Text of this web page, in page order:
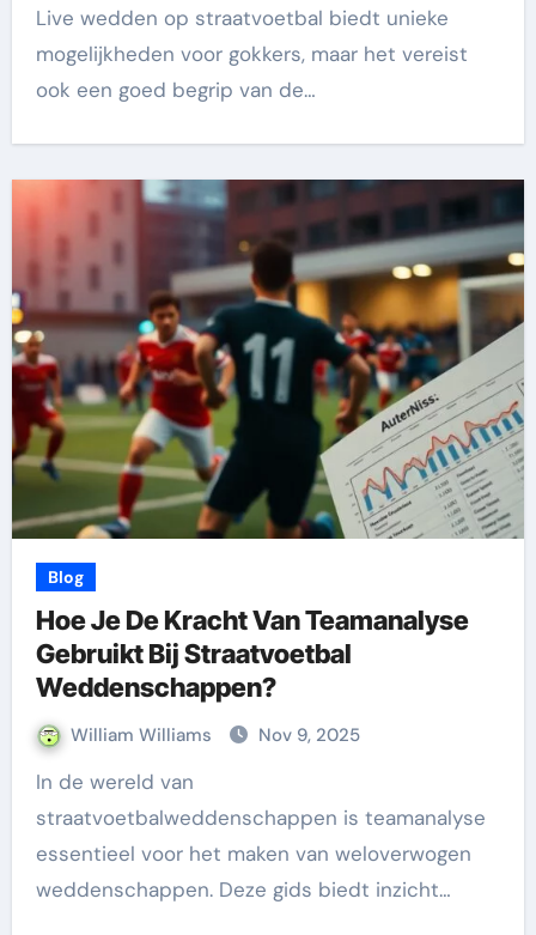
Live wedden op straatvoetbal biedt unieke
mogelijkheden voor gokkers, maar het vereist
ook een goed begrip van de…
Blog
Hoe Je De Kracht Van Teamanalyse
Gebruikt Bij Straatvoetbal
Weddenschappen?
William Williams Nov 9, 2025
In de wereld van
straatvoetbalweddenschappen is teamanalyse
essentieel voor het maken van weloverwogen
weddenschappen. Deze gids biedt inzicht…